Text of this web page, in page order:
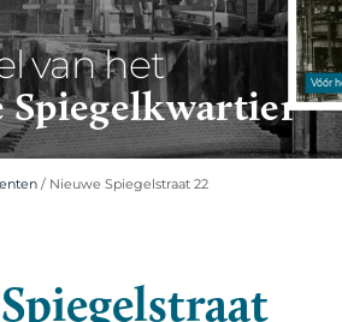
van het
Spiegelkwartier
/ Nieuwe Spiegelstraat 22